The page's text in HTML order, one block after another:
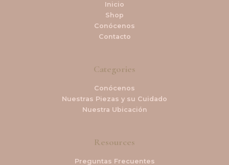
Inicio
Shop
Conócenos
Contacto
Categories
Conócenos
Nuestras Piezas y su Cuidado
Nuestra Ubicación
Resources
Preguntas Frecuentes